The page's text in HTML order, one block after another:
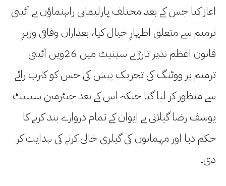
اغاز کیا جس کے بعد مختلف پارلیمانی راہنماؤں نے آئینی
ترمیم سے متعلق اظہارِ خیال کیا، بعدازاں وفاقی وزیرِ
قانون اعظم نذیر تارڑ نے سینیٹ میں 26ویں آئینی
ترمیم پر ووٹنگ کی تحریک پیش کی جس کو کثرتِ رائے
سے منظور کر لیا گیا جبکہ اس کے بعد چیئرمین سینیٹ
یوسف رضا گیلانی نے ایوان کے تمام دروازے بند کرنے کا
حکم دیا اور مہمانوں کی گیلری خالی کرنے کی ہدایت کر
دی۔